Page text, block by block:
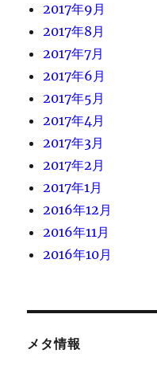
2017年9月
2017年8月
2017年7月
2017年6月
2017年5月
2017年4月
2017年3月
2017年2月
2017年1月
2016年12月
2016年11月
2016年10月
メタ情報